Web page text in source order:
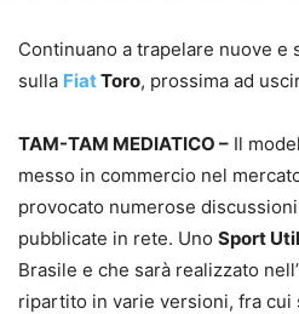
Continuano a trapelare nuove
sulla FiatToro, prossima ad
TAM-TAM MEDIATICO – Il
messo in commercio nel
provocato numerose
pubblicate in rete. Uno Sport
Brasile e che sarà realizzato
ripartito in varie versioni, fra cui